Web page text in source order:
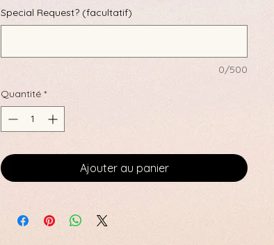
Special Request? (facultatif)
0/500
Quantité *
Ajouter au panier